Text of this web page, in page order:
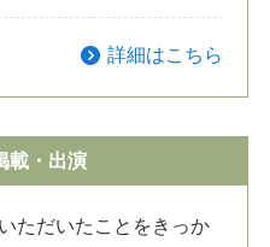
詳細はこちら
載・出演
ただいたことをきっか